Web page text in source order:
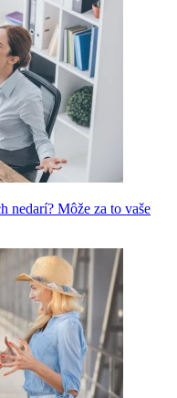
nedarí? Môže za to vaše